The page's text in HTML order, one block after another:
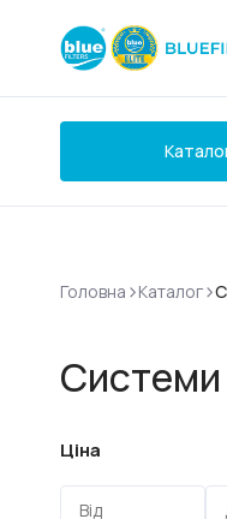
Головна >Каталог>
Системи
Ціна